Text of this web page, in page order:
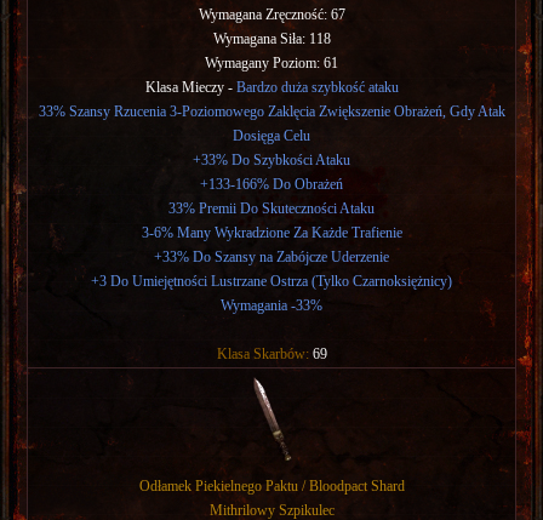
Wymagana Zręczność: 67
Wymagana Siła: 118
Wymagany Poziom: 61
Klasa Mieczy - Bardzo duża szybkość ataku
33% Szansy Rzucenia 3-Poziomowego Zaklęcia Zwiększenie Obrażeń, Gdy Atak
Dosięga Celu
+33% Do Szybkości Ataku
+133-166% Do Obrażeń
33% Premii Do Skuteczności Ataku
3-6% Many Wykradzione Za Każde Trafienie
+33% Do Szansy na Zabójcze Uderzenie
+3 Do Umiejętności Lustrzane Ostrza (Tylko Czarnoksiężnicy)
Wymagania -33%
Klasa Skarbów: 69
Odłamek Piekielnego Paktu / Bloodpact Shard
Mithrilowy Szpikulec